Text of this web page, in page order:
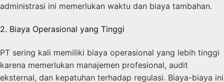
administrasi ini memerlukan waktu dan biaya tambahan.
2. Biaya Operasional yang Tinggi
PT sering kali memiliki biaya operasional yang lebih tinggi
karena memerlukan manajemen profesional, audit
eksternal, dan kepatuhan terhadap regulasi. Biaya-biaya ini